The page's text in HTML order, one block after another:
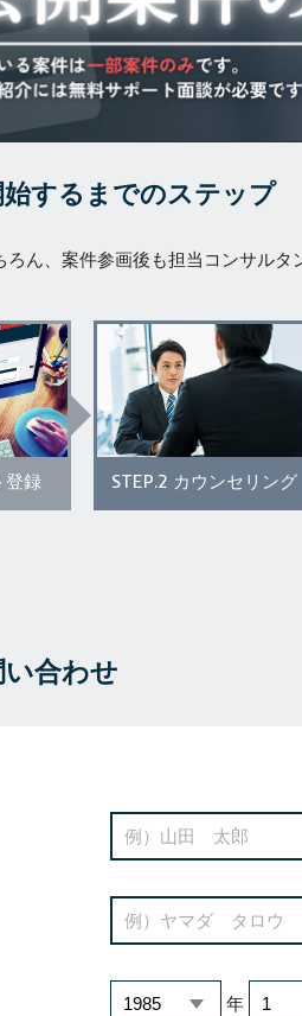
するまでのステップ
ん、案件参画後も担当コンサルタ
登録 STEP.2 カウンセリング
合わせ
年